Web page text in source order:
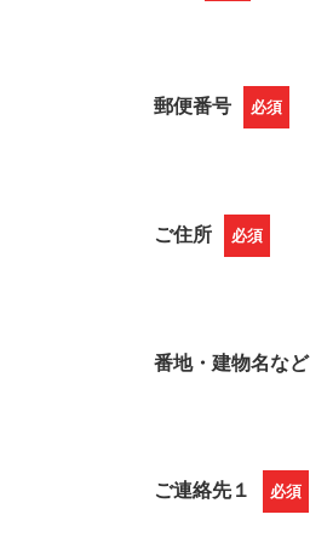
郵便番号 必須
ご住所 必須
番地・建物名など
ご連絡先１ 必須